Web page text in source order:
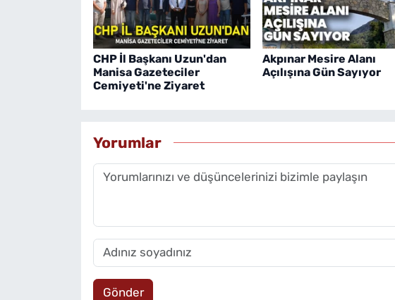
CHP İl Başkanı Uzun'dan
Manisa Gazeteciler
Cemiyeti'ne Ziyaret
Akpınar Mesire Alanı
Açılışına Gün Sayıyor
Yorumlar
Gönder